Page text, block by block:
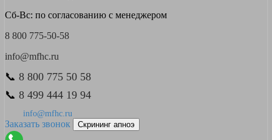
Сб-Вс: по согласованию с менеджером
8 800 775-50-58
info@mfhc.ru
📞 8 800 775 50 58
📞 8 499 444 19 94
info@mfhc.ru
Заказать звонок Скрининг апноэ